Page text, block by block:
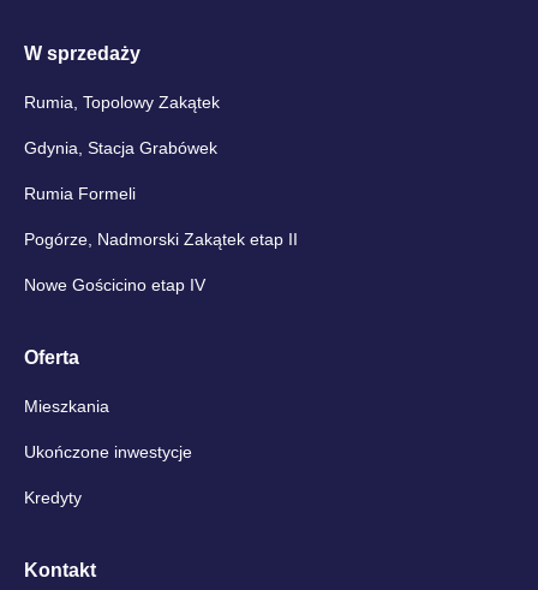
W sprzedaży
Rumia, Topolowy Zakątek
Gdynia, Stacja Grabówek
Rumia Formeli
Pogórze, Nadmorski Zakątek etap II
Nowe Gościcino etap IV
Oferta
Mieszkania
Ukończone inwestycje
Kredyty
Kontakt